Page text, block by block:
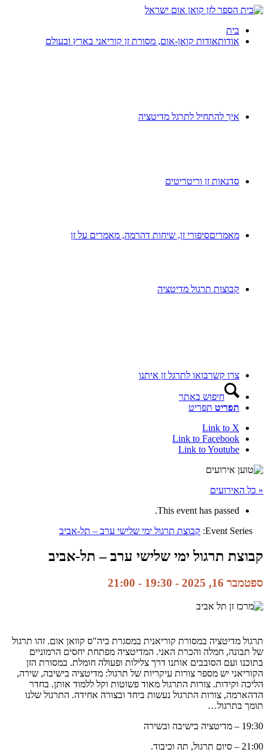
בית
אודותאודות קואן-אום, מסורת זן קוריאני בארץ ובעולם
איך להתחיל לתרגל מדיטציה
סדנאות זן וריטריטים
מאמריםסיפורי זן, שיחות דהרמה, מאמרים על זן
קבוצות תרגול מדיטציה
צרו קשרבואו לתרגל זן איתנו
חיפוש באתר
תפריט תפריט
Link to X
Link to Facebook
Link to Youtube
« כל האירועים
This event has passed.
Event Series: קבוצת תרגול ימי שלישי ערב – תל-אביב
קבוצת תרגול ימי שלישי ערב – תל-אביב
ספטמבר 16, 2025 - 19:30 -
21:00
תרגול מדיטציה במסורת קוריאנית במסגרת ביה"ס קוואן אום. זהו תרגול
של תבונה, חמלה והכרת האני. המדיטציה מפתחת יחסים הרמוניים
בתוכנו ועם הסובבים אותנו דרך צלילות ופעולה חומלת. במסורת הזן
הקוריאני יש מספר צורות עיקריות של תרגול: מדיטציה בישיבה, שירה,
הליכה וקידות. צורות התרגול מאוד פשוטות וקל ללמוד אותן. בחדר
הדהארמה, צורות התרגול נעשות ביחד ובצורה אחידה. התרגול שלנו
תומך בתרגול…
19:30 – מדיטציה בישיבה ובשירה
21:00 – סיום תרגול, תה וכיבוד.